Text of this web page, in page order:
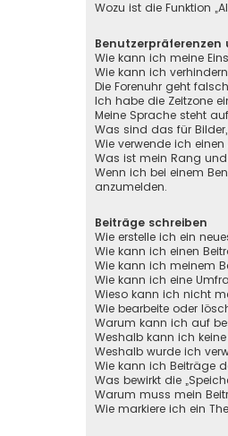
Wozu ist die Funktion
Wie kann ich meine
Wie kann ich
Die Forenuhr geht
Ich habe die Zeitzone
Meine Sprache steht
Was sind das für
Wie verwende ich einen
Was ist mein Rang
Wenn ich bei einem
anzumelden.
Beiträge schreiben
Wie erstelle ich ein
Wie kann ich einen
Wie kann ich meinem
Wie kann ich eine
Wieso kann ich nicht
Wie bearbeite oder
Warum kann ich auf
Weshalb kann ich
Weshalb wurde ich
Wie kann ich Beiträge
Was bewirkt die
Warum muss mein
Wie markiere ich ein